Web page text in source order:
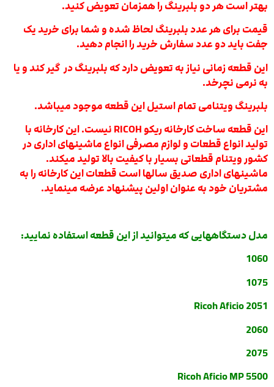
بهتر است هر دو بلبرینگ را همزمان تعویض کنید.
قیمت برای هر عدد بلبرینگ لحاظ شده و شما برای خرید یک
جفت باید دو عدد سفارش خرید را انجام دهید.
این قطعه زمانی نیاز به تعویض دارد که بلبرینگ در گیر کند و یا
به نرمی نچرخد.
بلبرینگ ویتنامی تمام استیل این قطعه موجود میباشد.
این قطعه ساخت کارخانه ریکو RICOH نیست. این کارخانه با
تولید انواع قطعات و لوازم مصرفی انواع ماشینهای اداری در
کشور ویتنام قطعاتی بسیار با کیفیت بالا تولید میکند.
ماشینهای اداری صدیق سالها است قطعات این کارخانه را به
مشتریان خود به عنوان اولین پیشنهاد عرضه مینماید.
مدل دستگاههایی که میتوانید از این قطعه استفاده نمایید:
1060
1075
Ricoh Aficio 2051
2060
2075
Ricoh Aficio MP 5500